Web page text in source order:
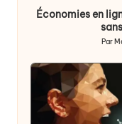
Économies en
Par